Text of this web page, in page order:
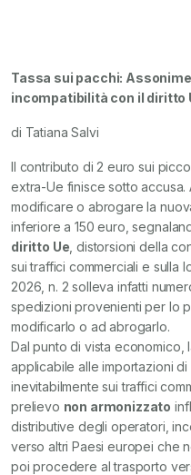
Tassa sui pacchi:
incompatibilità con il diritto
di Tatiana Salvi
Il contributo di 2 euro sui
extra-Ue finisce sotto
modificare o abrogare la
inferiore a 150 euro,
diritto Ue , distorsioni della
sui traffici commerciali e sulla
2026, n. 2 solleva infatti
spedizioni provenienti per lo
modificarlo o ad abrogarlo.
Dal punto di vista economico,
applicabile alle importazioni
inevitabilmente sui traffici
prelievo non armonizzato
distributive degli operatori,
verso altri Paesi europei che
poi procedere al trasporto